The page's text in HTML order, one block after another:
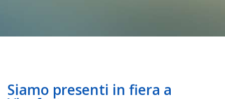
Siamo presenti in fiera a